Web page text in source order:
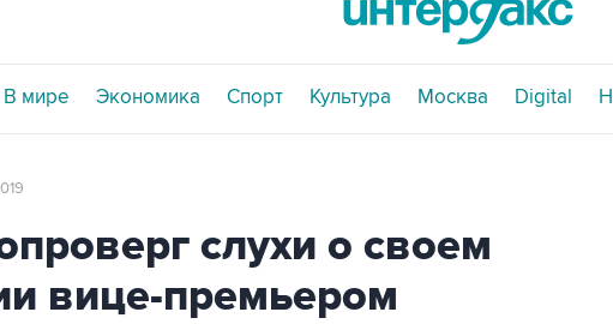
В мире Экономика Спорт Культура Москва Digital
слухи о своем
вице-премьером